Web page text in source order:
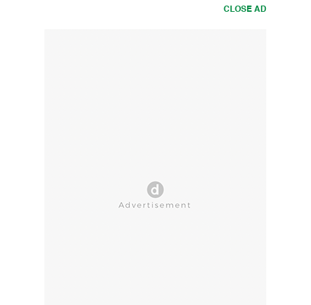
CLOSE AD